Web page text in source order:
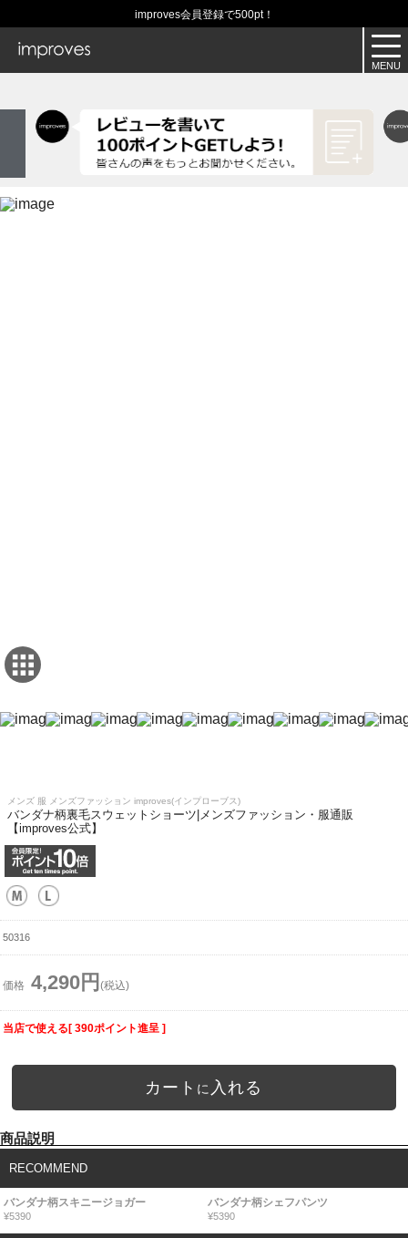
improves会員登録で500pt！
メンズ 服 メンズファッション improves(インプローブス)
バンダナ柄裏毛スウェットショーツ|メンズファッション・服通販
【improves公式】
50316
価格 4,290円 (税込)
当店で使える[ 390ポイント進呈 ]
カート に 入れる
商品説明
RECOMMEND
バンダナ柄スキニージョガー
¥5390
バンダナ柄シェフパンツ
¥5390